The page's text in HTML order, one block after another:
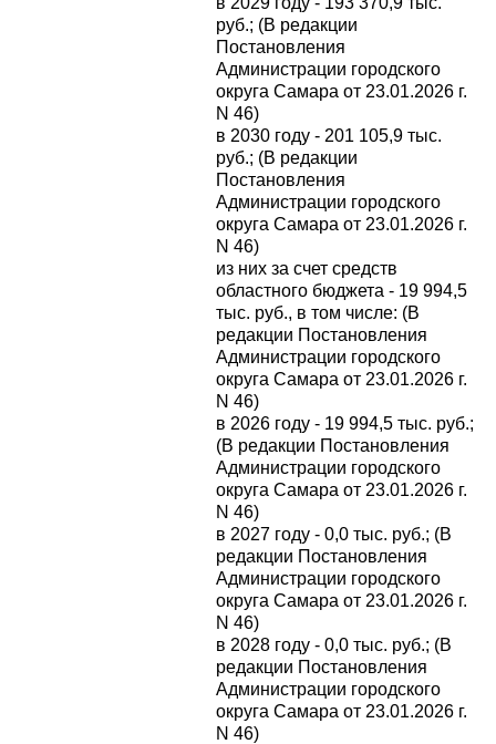
руб.; (В редакции
Постановления
Администрации городского
округа Самара от 23.01.2026 г.
N 46)
в 2030 году - 201 105,9 тыс.
руб.; (В редакции
Постановления
Администрации городского
округа Самара от 23.01.2026 г.
N 46)
из них за счет средств
областного бюджета - 19 994,5
тыс. руб., в том числе: (В
редакции Постановления
Администрации городского
округа Самара от 23.01.2026 г.
N 46)
в 2026 году - 19 994,5 тыс. руб.;
(В редакции Постановления
Администрации городского
округа Самара от 23.01.2026 г.
N 46)
в 2027 году - 0,0 тыс. руб.; (В
редакции Постановления
Администрации городского
округа Самара от 23.01.2026 г.
N 46)
в 2028 году - 0,0 тыс. руб.; (В
редакции Постановления
Администрации городского
округа Самара от 23.01.2026 г.
N 46)